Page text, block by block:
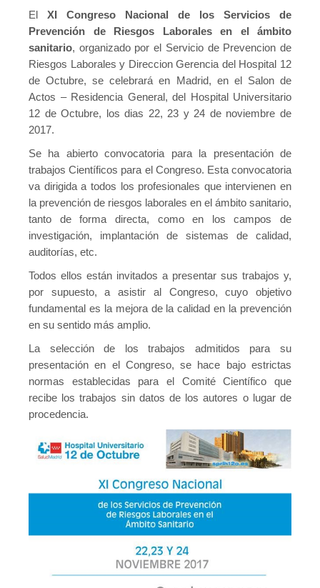
El XI Congreso Nacional de los Servicios de
Prevención de Riesgos Laborales en el ámbito
sanitario, organizado por el Servicio de Prevencion de
Riesgos Laborales y Direccion Gerencia del Hospital 12
de Octubre, se celebrará en Madrid, en el Salon de
Actos – Residencia General, del Hospital Universitario
12 de Octubre, los dias 22, 23 y 24 de noviembre de
2017.
Se ha abierto convocatoria para la presentación de
trabajos Científicos para el Congreso. Esta convocatoria
va dirigida a todos los profesionales que intervienen en
la prevención de riesgos laborales en el ámbito sanitario,
tanto de forma directa, como en los campos de
investigación, implantación de sistemas de calidad,
auditorías, etc.
Todos ellos están invitados a presentar sus trabajos y,
por supuesto, a asistir al Congreso, cuyo objetivo
fundamental es la mejora de la calidad en la prevención
en su sentido más amplio.
La selección de los trabajos admitidos para su
presentación en el Congreso, se hace bajo estrictas
normas establecidas para el Comité Científico que
recibe los trabajos sin datos de los autores o lugar de
procedencia.